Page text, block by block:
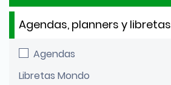
Agendas
Libretas Mondo
Agendas, planners y libretas